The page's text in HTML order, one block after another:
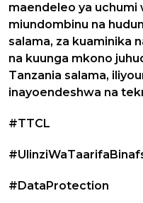
maendeleo ya
miundombinu na
salama, za kuaminika
na kuunga mkono
Tanzania salama,
inayoendeshwa na
#TTCL
#DataProtection